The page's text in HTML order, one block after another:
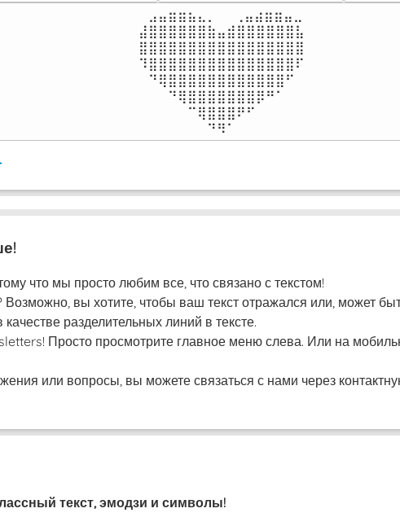
⠀⣠⣤⣶⣶⣦⣄⡀  ⠀⢀⣤⣴⣶⣶⣤⣀⠀
⣼⣿⣿⣿⣿⣿⣿⣷⣤⣾⣿⣿⣿⣿⣿⣿⣧
⣿⣿⣿⣿⣿⣿⣿⣿⣿⣿⣿⣿⣿⣿⣿⣿⣿
⠹⣿⣿⣿⣿⣿⣿⣿⣿⣿⣿⣿⣿⣿⣿⣿⠏
⠀⠙⢿⣿⣿⣿⣿⣿⣿⣿⣿⣿⣿⣿⣿⠋⠀
⠀⠀⠀⠙⢿⣿⣿⣿⣿⣿⣿⣿⡿⠛⠁⠀⠀
⠀⠀⠀⠀⠀⠉⢿⣿⣿⣿⠟⠋⠀⠀⠀⠀⠀
⠀⠀⠀⠀⠀⠀⠀⠙⠻⠁⠀⠀⠀⠀⠀⠀⠀⠀⠀⠀⠀⠀⠀
что мы просто любим все, что связано с текстом!
вы хотите, чтобы ваш текст отражался или, может
разделительных линий в тексте.
Просто просмотрите главное меню слева. Или на
или вопросы, вы можете связаться с нами через
текст, эмодзи и символы!